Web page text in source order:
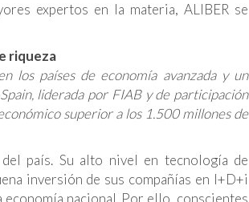
expertos en la materia, ALIBER se
riqueza
los países de economía avanzada y un
liderada por FIAB y de participación
superior a los 1.500 millones de
país. Su alto nivel en tecnología de
inversión de sus compañías en I+D+i
nacional. Por ello, conscientes